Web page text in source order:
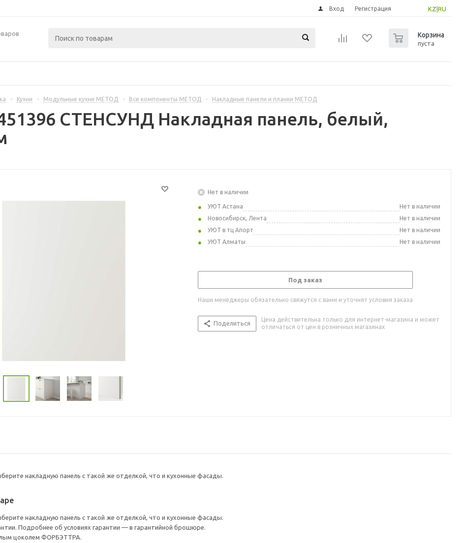
KZ RU
Вход Регистрация
Корзина
пуста
- Кухни - Модульные кухни МЕТОД - Все компоненты МЕТОД - Накладные панели и планки МЕТОД
СТЕНСУНД Накладная панель, белый,
Нет в наличии
УЮТ Астана
Нет в наличии
Новосибирск, Лента
Нет в наличии
УЮТ в тц Апорт
Нет в наличии
УЮТ Алматы
Нет в наличии
Под заказ
Наши менеджеры обязательно свяжутся с вами и уточнят условия заказа
Поделиться
Цена действительна только для интернет-магазина и может
отличаться от цен в розничных магазинах
накладную панель с такой же отделкой, что и кухонные фасады.
накладную панель с такой же отделкой, что и кухонные фасады.
Подробнее об условиях гарантии — в гарантийной брошюре.
цоколем ФОРБЭТТРА.